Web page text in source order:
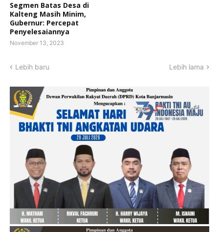
Segmen Batas Desa di
Kalteng Masih Minim,
Gubernur: Percepat
Penyelesaiannya
November 13, 2023
Lebih baru Lebih lama